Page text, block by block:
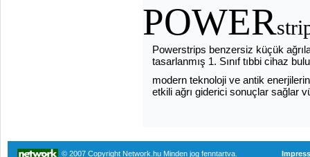
POWER
Powerstrips benzersiz küçük
tasarlanmış 1. Sınıf tıbbi cihaz
modern teknoloji ve antik
etkili ağrı giderici sonuçlar sağlar
© 2007 Copyright Network.hu Minden jog fenntartva.